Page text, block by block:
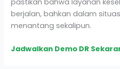
berjalan, bahkan dalam
menantang sekalipun.
Jadwalkan Demo DR